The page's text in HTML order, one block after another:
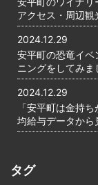
アクセス・周辺観
2024.12.29
安平町の恐竜イベ
ニングをしてみま
2024.12.29
「安平町は金持
均給与データから
タグ